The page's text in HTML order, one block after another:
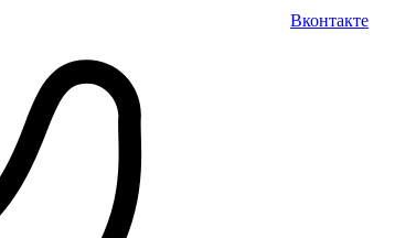
Вконтакте